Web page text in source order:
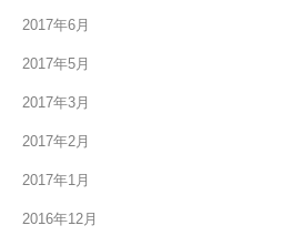
2017年6月
2017年5月
2017年3月
2017年2月
2017年1月
2016年12月